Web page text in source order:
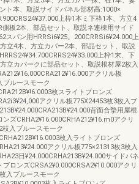
ト本、取説サイドパネル部材高:1000×
上枠1本ミ下枠1本、方立4
側板2本、部品セット、取説ネ連棟用サイド
スパン用HRRSi6¥25。200CRRSi6¥24.000上
立4木、方立カパー2本、部品セット、取説
上枠1末、下
立カバークに部品セット、取説根材屋2枚入
アクリル板
ブルースモーク
枚スライトブロンズ
アクリル板775X24453枚3枚入ブ
背面合摯用屋根
ズCRHA2¥16.000CRHA212¥16.m0アクリ
枝入ブルースモーク
枚入ライトブロンズ
アクリル板775×21313枚3枚入
日¥24.000CRHA213B¥24.000サイドパネ
ロンズCRSA2¥0.000CRSA2¥10.000アクリ
入ブルースモーク